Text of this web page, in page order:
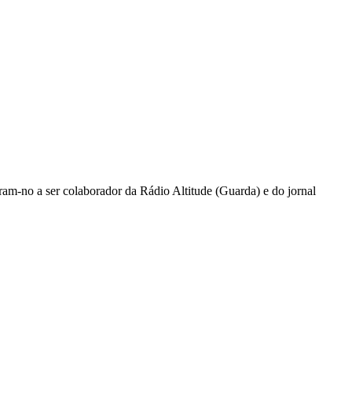
no a ser colaborador da Rádio Altitude (Guarda) e do jornal